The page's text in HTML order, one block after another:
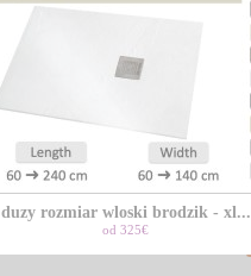
duzy rozmiar wloski brodzik - xl...
od 325€